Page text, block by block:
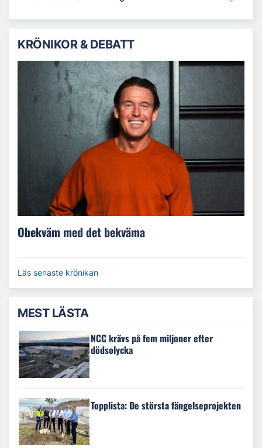
KRÖNIKOR & DEBATT
Obekväm med det bekväma
Läs senaste krönikan
MEST LÄSTA
NCC krävs på fem miljoner efter
dödsolycka
Topplista: De största fängelseprojekten